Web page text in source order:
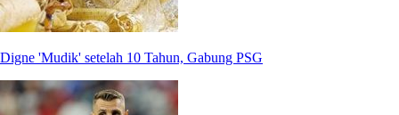
Digne 'Mudik' setelah 10 Tahun, Gabung PSG